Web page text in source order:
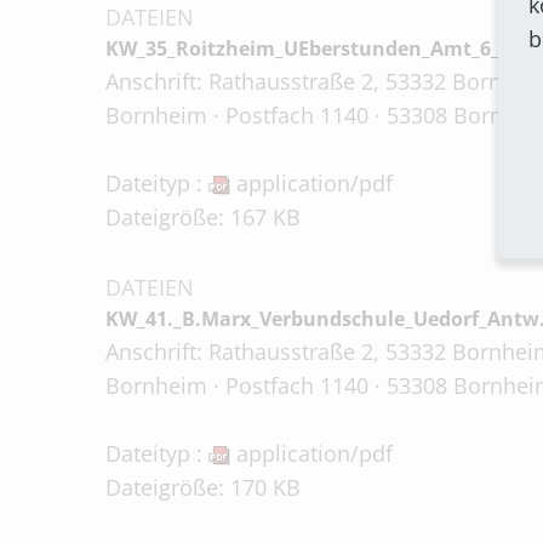
DATEIEN
Anschrift: Rathausstraße 2, 53332
Bornheim · Postfach 1140 · 53308
Dateityp :
application/pdf
Dateigröße: 167 KB
DATEIEN
Anschrift: Rathausstraße 2, 53332
Bornheim · Postfach 1140 · 53308
Dateityp :
application/pdf
Dateigröße: 170 KB